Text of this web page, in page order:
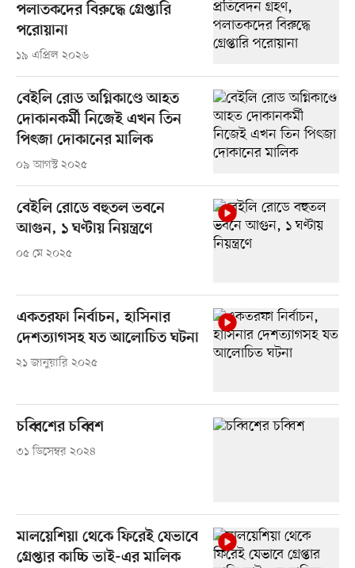
পলাতকদের বিরুদ্ধে গ্রেপ্তারি
পরোয়ানা
১৯ এপ্রিল ২০২৬
বেইলি রোড অগ্নিকাণ্ডে আহত
দোকানকর্মী নিজেই ‍এখন তিন
পিৎজা দোকানের মালিক
০৯ আগস্ট ২০২৫
বেইলি রোডে বহুতল ভবনে
আগুন, ১ ঘণ্টায় নিয়ন্ত্রণে
০৫ মে ২০২৫
একতরফা নির্বাচন, হাসিনার
দেশত্যাগসহ যত আলোচিত ঘটনা
২১ জানুয়ারি ২০২৫
চব্বিশের চব্বিশ
৩১ ডিসেম্বর ২০২৪
মালয়েশিয়া থেকে ফিরেই যেভাবে
গ্রেপ্তার কাচ্চি ভাই-এর মালিক